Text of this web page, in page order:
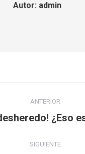
Autor: admin
ANTERIOR
Publicación
¿Eso
SIGUIENTE